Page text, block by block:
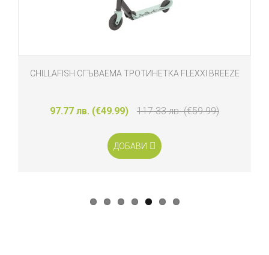
ТРОТИНЕТКА FLEXXI BREEZE
117.33 лв. (€59.99) 44.50 лв.